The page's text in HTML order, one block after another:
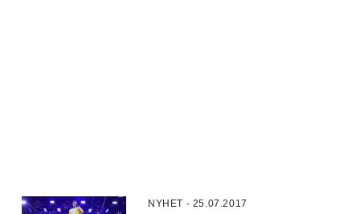
NYHET - 25.07.2017